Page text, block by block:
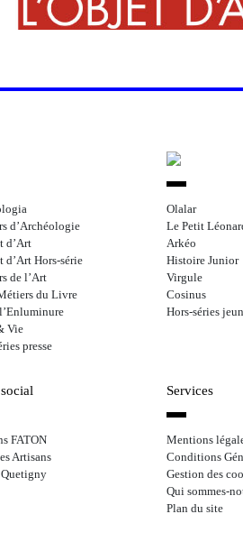
d’Archéologie
d’Art
d’Art Hors-série
de l’Art
du Livre
Vie
presse
Olalar
Le Petit
Arkéo
Histoire Junior
Virgule
Cosinus
Hors-séries
FATON
Artisans
Services
Mentions
Conditions
Gestion des
Qui sommes-
Plan du site